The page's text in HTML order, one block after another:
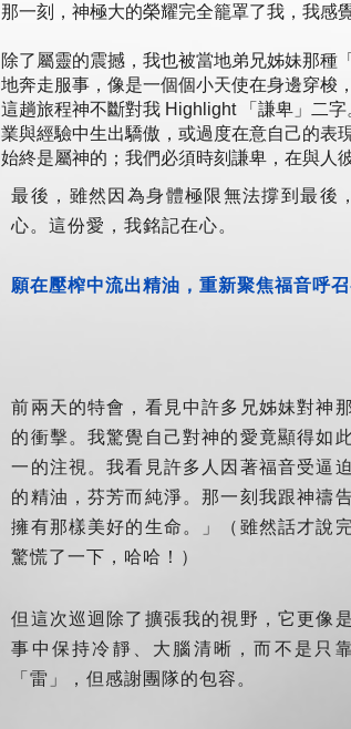
那一刻，神極大的榮耀完全籠罩了我，我感
除了屬靈的震撼，我也被當地弟兄姊妹那種
地奔走服事，像是一個個小天使在身邊穿梭
這趟旅程神不斷對我 Highlight 「謙卑」二
業與經驗中生出驕傲，或過度在意自己的表
始終是屬神的；我們必須時刻謙卑，在與人
最後，雖然因為身體極限無法撐到最後
心。這份愛，我銘記在心。
願在壓榨中流出精油，重新聚焦福音呼
前兩天的特會，看見中許多兄姊妹對神
的衝擊。我驚覺自己對神的愛竟顯得如
一的注視。我看見許多人因著福音受逼
的精油，芬芳而純淨。那一刻我跟神禱
擁有那樣美好的生命。」（雖然話才說
驚慌了一下，哈哈！）
但這次巡迴除了擴張我的視野，它更像
事中保持冷靜、大腦清晰，而不是只
「雷」，但感謝團隊的包容。